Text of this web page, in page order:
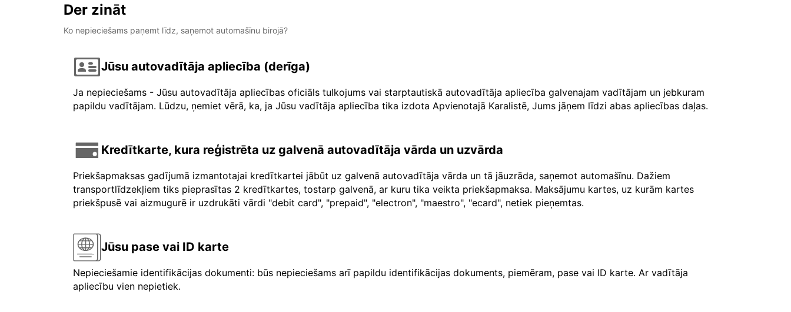
Der zināt
Ko nepieciešams paņemt līdz, saņemot automašīnu birojā?
Jūsu autovadītāja apliecība (derīga)
Ja nepieciešams - Jūsu autovadītāja apliecības oficiāls tulkojums vai starptautiskā autovadītāja apliecība galvenajam vadītājam un jebkuram
papildu vadītājam. Lūdzu, ņemiet vērā, ka, ja Jūsu vadītāja apliecība tika izdota Apvienotajā Karalistē, Jums jāņem līdzi abas apliecības daļas.
Kredītkarte, kura reģistrēta uz galvenā autovadītāja vārda un uzvārda
Priekšapmaksas gadījumā izmantotajai kredītkartei jābūt uz galvenā autovadītāja vārda un tā jāuzrāda, saņemot automašīnu. Dažiem
transportlīdzekļiem tiks pieprasītas 2 kredītkartes, tostarp galvenā, ar kuru tika veikta priekšapmaksa. Maksājumu kartes, uz kurām kartes
priekšpusē vai aizmugurē ir uzdrukāti vārdi "debit card", "prepaid", "electron", "maestro", "ecard", netiek pieņemtas.
Jūsu pase vai ID karte
Nepieciešamie identifikācijas dokumenti: būs nepieciešams arī papildu identifikācijas dokuments, piemēram, pase vai ID karte. Ar vadītāja
apliecību vien nepietiek.